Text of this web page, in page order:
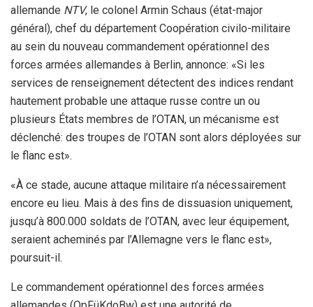
allemande NTV, le colonel Armin Schaus (état-major
général), chef du département Coopération civilo-militaire
au sein du nouveau commandement opérationnel des
forces armées allemandes à Berlin, annonce: «Si les
services de renseignement détectent des indices rendant
hautement probable une attaque russe contre un ou
plusieurs États membres de l’OTAN, un mécanisme est
déclenché: des troupes de l’OTAN sont alors déployées sur
le flanc est».
«À ce stade, aucune attaque militaire n’a nécessairement
encore eu lieu. Mais à des fins de dissuasion uniquement,
jusqu’à 800.000 soldats de l’OTAN, avec leur équipement,
seraient acheminés par l’Allemagne vers le flanc est»,
poursuit-il.
Le commandement opérationnel des forces armées